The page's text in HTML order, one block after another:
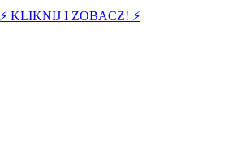
⚡️ KLIKNIJ I ZOBACZ! ⚡️